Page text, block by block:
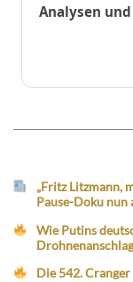
Analysen
„Fritz Litzmann,
Pause-Doku nun
Wie Putins
Die 542.